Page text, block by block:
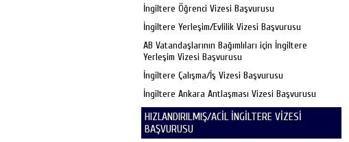
İngiltere Öğrenci Vizesi Başvurusu
İngiltere Yerleşim/Evlilik Vizesi Başvurusu
AB Vatandaşlarının Bağımlıları için İngiltere
Yerleşim Vizesi Başvurusu
İngiltere Çalışma/İş Vizesi Başvurusu
İngiltere Ankara Antlaşması Vizesi Başvurusu
HIZLANDIRILMIŞ/ACİL İNGİLTERE VİZESİ
BAŞVURUSU